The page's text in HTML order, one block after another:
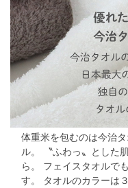
体重米を包むのは今治
ル。
〝ふわっ〟とした
ら。
フェイスタオルで
す。
タオルのカラーは